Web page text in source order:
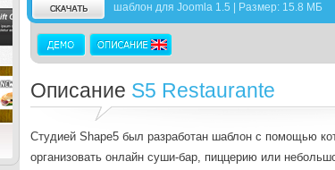
шаблон для Joomla 1.5 | Размер: 15.8 МБ
Описание S5 Restaurante
Студией Shape5 был разработан шаблон с помощью
организовать онлайн суши-бар, пиццерию или